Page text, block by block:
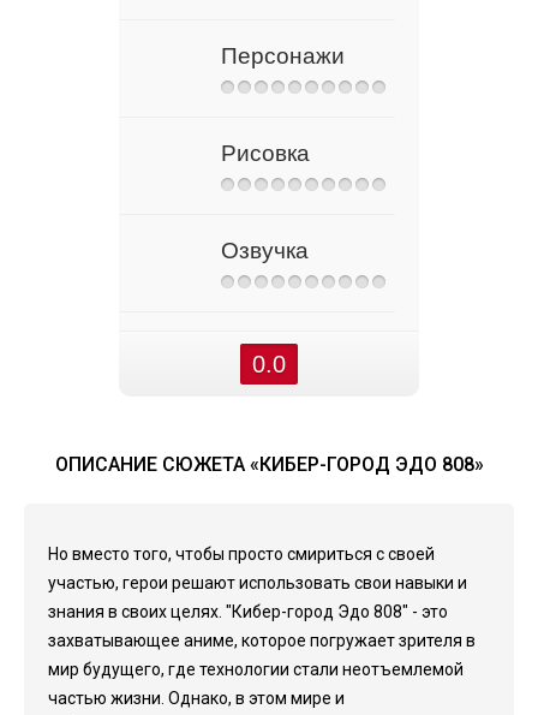
Персонажи
Рисовка
Озвучка
0.0
ОПИСАНИЕ СЮЖЕТА «КИБЕР-ГОРОД ЭДО 808»
Но вместо того, чтобы просто смириться с своей
участью, герои решают использовать свои навыки и
знания в своих целях. "Кибер-город Эдо 808" - это
захватывающее аниме, которое погружает зрителя в
мир будущего, где технологии стали неотъемлемой
частью жизни. Однако, в этом мире и